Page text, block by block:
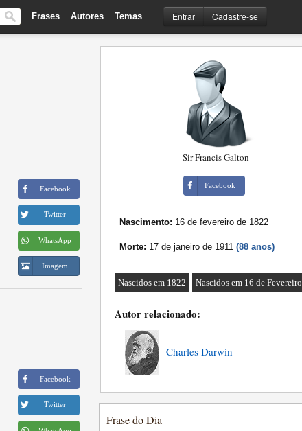
Frases Autores Temas Entrar Cadastre-se
Facebook
Twitter
WhatsApp
Imagem
Facebook
Twitter
Sir Francis Galton
Facebook
Nascimento: 16 de fevereiro de 1822
Morte: 17 de janeiro de 1911 (88 anos)
Nascidos em 1822 Nascidos em 16 de Fevereiro
Autor relacionado:
Charles Darwin
Frase do Dia